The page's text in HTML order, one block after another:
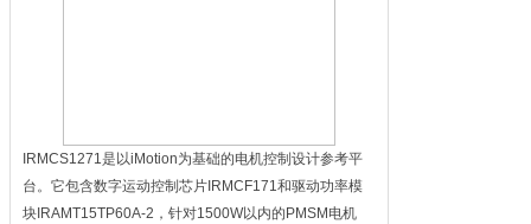
IRMCS1271是以iMotion为基础的电机控制设计参考平
台。它包含数字运动控制芯片IRMCF171和驱动功率模
块IRAMT15TP60A-2，针对1500W以内的PMSM电机